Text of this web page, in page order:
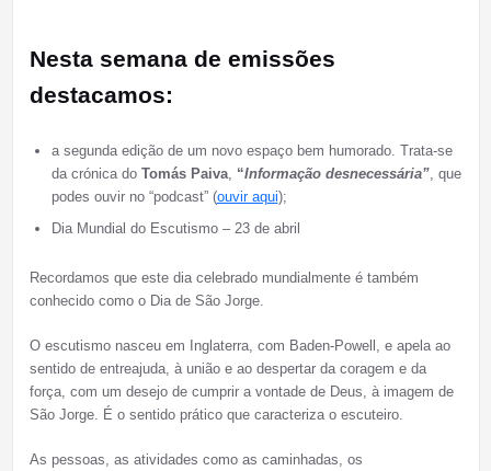
Nesta semana de emissões
destacamos:
a segunda edição de um novo espaço bem humorado. Trata-se
da crónica do Tomás Paiva, “Informação desnecessária”, que
podes ouvir no “podcast” (ouvir aqui);
Dia Mundial do Escutismo – 23 de abril
Recordamos que este dia celebrado mundialmente é também
conhecido como o Dia de São Jorge.
O escutismo nasceu em Inglaterra, com Baden-Powell, e apela ao
sentido de entreajuda, à união e ao despertar da coragem e da
força, com um desejo de cumprir a vontade de Deus, à imagem de
São Jorge. É o sentido prático que caracteriza o escuteiro.
As pessoas, as atividades como as caminhadas, os